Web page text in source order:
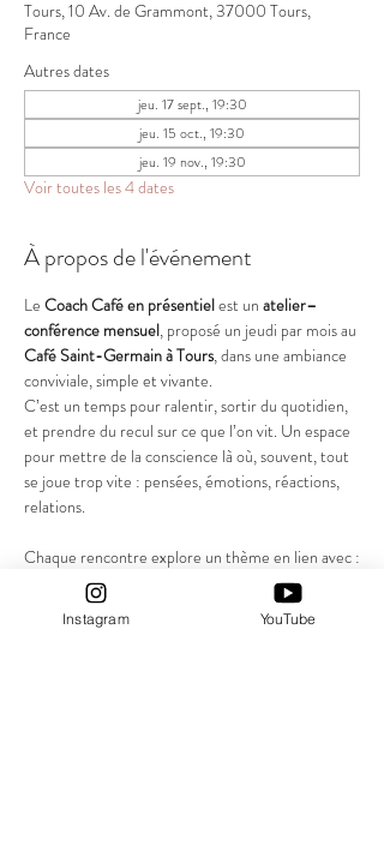
Tours, 10 Av. de Grammont, 37000 Tours,
France
Autres dates
jeu. 17 sept., 19:30
jeu. 15 oct., 19:30
jeu. 19 nov., 19:30
Voir toutes les 4 dates
À propos de l'événement
Le Coach Café en présentiel est un atelier–
conférence mensuel, proposé un jeudi par mois au
Café Saint-Germain à Tours, dans une ambiance
conviviale, simple et vivante.
C’est un temps pour ralentir, sortir du quotidien,
et prendre du recul sur ce que l’on vit. Un espace
pour mettre de la conscience là où, souvent, tout
se joue trop vite : pensées, émotions, réactions,
relations.
Chaque rencontre explore un thème en lien avec :
la relation à soi
la relation à l’autre (amis, couple, entourage)
les émotions
Instagram YouTube